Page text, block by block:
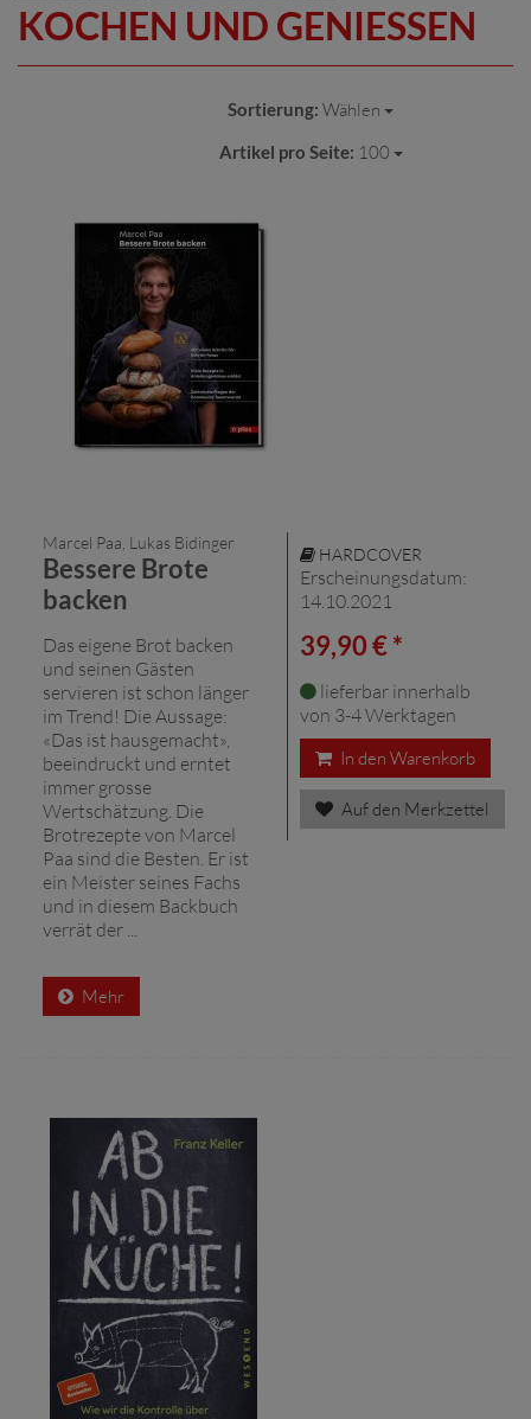
KOCHEN UND GENIESSEN
Sortierung: Wählen
Artikel pro Seite: 100
Marcel Paa, Lukas Bidinger
Bessere Brote
backen
Das eigene Brot backen
und seinen Gästen
servieren ist schon länger
im Trend! Die Aussage:
«Das ist hausgemacht»,
beeindruckt und erntet
immer grosse
Wertschätzung. Die
Brotrezepte von Marcel
Paa sind die Besten. Er ist
ein Meister seines Fachs
und in diesem Backbuch
verrät der ...
Mehr
HARDCOVER
Erscheinungsdatum:
14.10.2021
39,90 € *
lieferbar innerhalb
von 3-4 Werktagen
In den Warenkorb
Auf den Merkzettel